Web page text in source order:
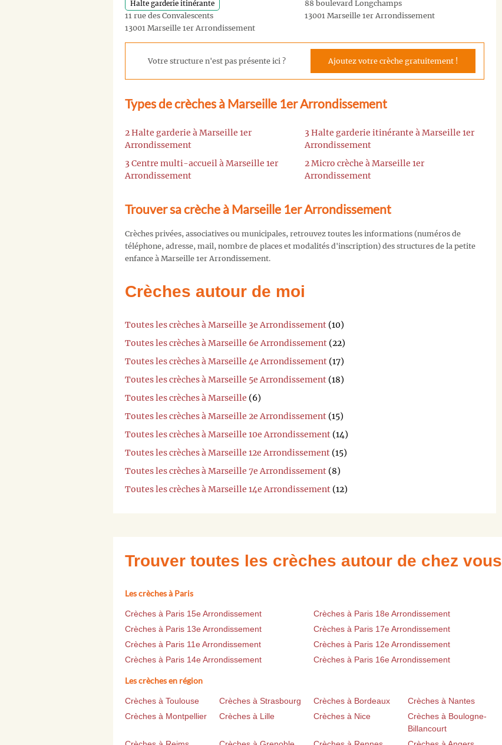
Halte garderie itinérante
11 rue des Convalescents
13001 Marseille 1er Arrondissement
88 boulevard Longchamps
13001 Marseille 1er Arrondissement
Votre structure n'est pas présente ici ? Ajoutez votre crèche gratuitement !
Types de crèches à Marseille 1er Arrondissement
2 Halte garderie à Marseille 1er
Arrondissement
3 Halte garderie itinérante à Marseille 1er
Arrondissement
3 Centre multi-accueil à Marseille 1er
Arrondissement
2 Micro crèche à Marseille 1er
Arrondissement
Trouver sa crèche à Marseille 1er Arrondissement
Crèches privées, associatives ou municipales, retrouvez toutes les informations (numéros de
téléphone, adresse, mail, nombre de places et modalités d'inscription) des structures de la petite
enfance à Marseille 1er Arrondissement.
Crèches autour de moi
Toutes les crèches à Marseille 3e Arrondissement (10)
Toutes les crèches à Marseille 6e Arrondissement (22)
Toutes les crèches à Marseille 4e Arrondissement (17)
Toutes les crèches à Marseille 5e Arrondissement (18)
Toutes les crèches à Marseille (6)
Toutes les crèches à Marseille 2e Arrondissement (15)
Toutes les crèches à Marseille 10e Arrondissement (14)
Toutes les crèches à Marseille 12e Arrondissement (15)
Toutes les crèches à Marseille 7e Arrondissement (8)
Toutes les crèches à Marseille 14e Arrondissement (12)
Trouver toutes les crèches autour de chez vous
Les crèches à Paris
Crèches à Paris 15e Arrondissement
Crèches à Paris 18e Arrondissement
Crèches à Paris 13e Arrondissement
Crèches à Paris 17e Arrondissement
Crèches à Paris 11e Arrondissement
Crèches à Paris 12e Arrondissement
Crèches à Paris 14e Arrondissement
Crèches à Paris 16e Arrondissement
Les crèches en région
Crèches à Toulouse Crèches à Strasbourg Crèches à Bordeaux
Crèches à Nantes
Crèches à Montpellier
Crèches à Lille Crèches à Nice
Crèches à Boulogne-
Billancourt